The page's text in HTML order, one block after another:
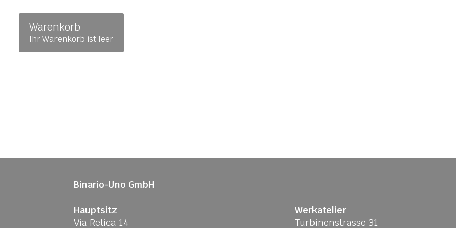
Warenkorb
Ihr Warenkorb ist leer
Binario-Uno GmbH
Hauptsitz
Via Retica 14
Werkatelier
Turbinenstrasse 31